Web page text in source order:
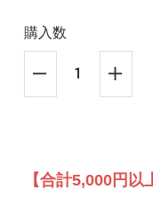
購入数
【合計5,000円以